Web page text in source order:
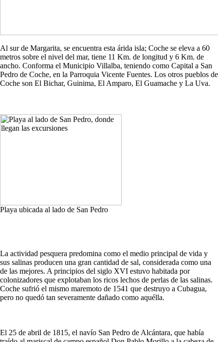
Al sur de Margarita, se encuentra esta árida isla; Coche se eleva a 60
metros sobre el nivel del mar, tiene 11 Km. de longitud y 6 Km. de
ancho. Conforma el Municipio Villalba, teniendo como Capital a San
Pedro de Coche, en la Parroquia Vicente Fuentes. Los otros pueblos de
Coche son El Bichar, Guinima, El Amparo, El Guamache y La Uva.
Playa ubicada al lado de San Pedro
La actividad pesquera predomina como el medio principal de vida y
sus salinas producen una gran cantidad de sal, considerada como una
de las mejores. A principios del siglo XVI estuvo habitada por
colonizadores que explotaban los ricos lechos de perlas de las salinas.
Coche sufrió el mismo maremoto de 1541 que destruyo a Cubagua,
pero no quedó tan severamente dañado como aquélla.
El 25 de abril de 1815, el navío San Pedro de Alcántara, que había